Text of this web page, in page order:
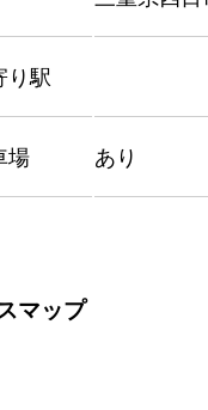
り駅
場 あり
マップ